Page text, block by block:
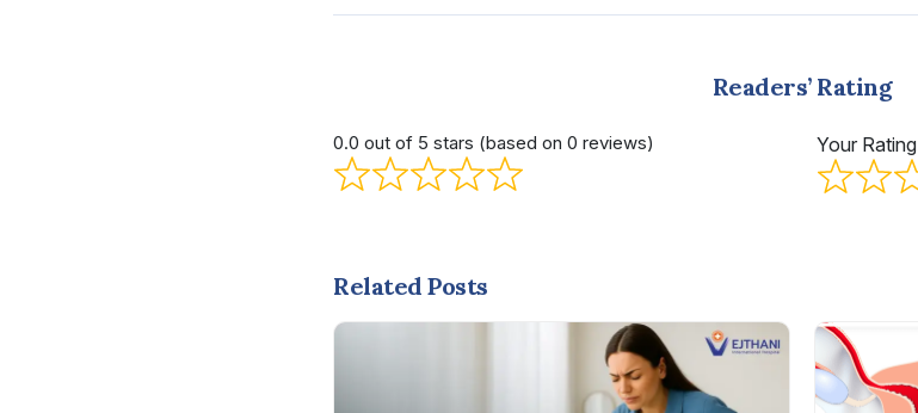
Readers’ Rating
0.0 out of 5 stars (based on 0 reviews) Your Rating
Related Posts